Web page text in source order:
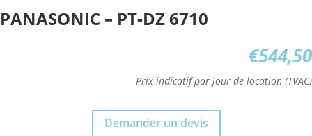
PANASONIC – PT-DZ 6710
€544,50
Prix indicatif par jour de location (TVAC)
Demander un devis